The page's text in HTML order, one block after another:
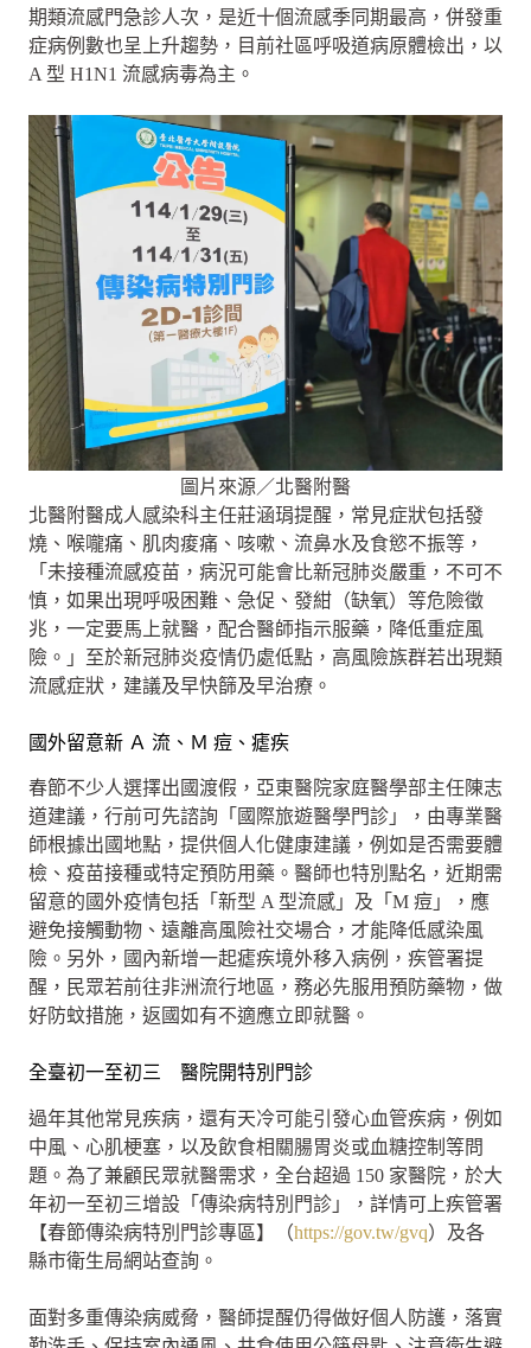
期類流感門急診人次，是近十個流感季同期最高，併發重
症病例數也呈上升趨勢，目前社區呼吸道病原體檢出，以
A 型 H1N1 流感病毒為主。
圖片來源／北醫附醫
北醫附醫成人感染科主任莊涵琄提醒，常見症狀包括發
燒、喉嚨痛、肌肉痠痛、咳嗽、流鼻水及食慾不振等，
「未接種流感疫苗，病況可能會比新冠肺炎嚴重，不可不
慎，如果出現呼吸困難、急促、發紺（缺氧）等危險徵
兆，一定要馬上就醫，配合醫師指示服藥，降低重症風
險。」至於新冠肺炎疫情仍處低點，高風險族群若出現類
流感症狀，建議及早快篩及早治療。
國外留意新 Ａ 流、Ｍ 痘、瘧疾
春節不少人選擇出國渡假，亞東醫院家庭醫學部主任陳志
道建議，行前可先諮詢「國際旅遊醫學門診」，由專業醫
師根據出國地點，提供個人化健康建議，例如是否需要體
檢、疫苗接種或特定預防用藥。醫師也特別點名，近期需
留意的國外疫情包括「新型 A 型流感」及「M 痘」，應
避免接觸動物、遠離高風險社交場合，才能降低感染風
險。另外，國內新增一起瘧疾境外移入病例，疾管署提
醒，民眾若前往非洲流行地區，務必先服用預防藥物，做
好防蚊措施，返國如有不適應立即就醫。
全臺初一至初三 醫院開特別門診
過年其他常見疾病，還有天冷可能引發心血管疾病，例如
中風、心肌梗塞，以及飲食相關腸胃炎或血糖控制等問
題。為了兼顧民眾就醫需求，全台超過 150 家醫院，於大
年初一至初三增設「傳染病特別門診」，詳情可上疾管署
【春節傳染病特別門診專區】（https://gov.tw/gvq）及各
縣市衛生局網站查詢。
面對多重傳染病威脅，醫師提醒仍得做好個人防護，落實